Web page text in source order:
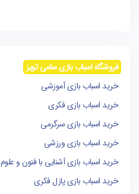
فروشگاه اسباب بازی سامی تویز
خرید اسباب بازی آموزشی
خرید اسباب بازی فکری
خرید اسباب بازی سرگرمی
خرید اسباب بازی ورزشی
خرید اسباب بازی آشنایی با فنون و علوم
خرید اسباب بازی پازل فکری